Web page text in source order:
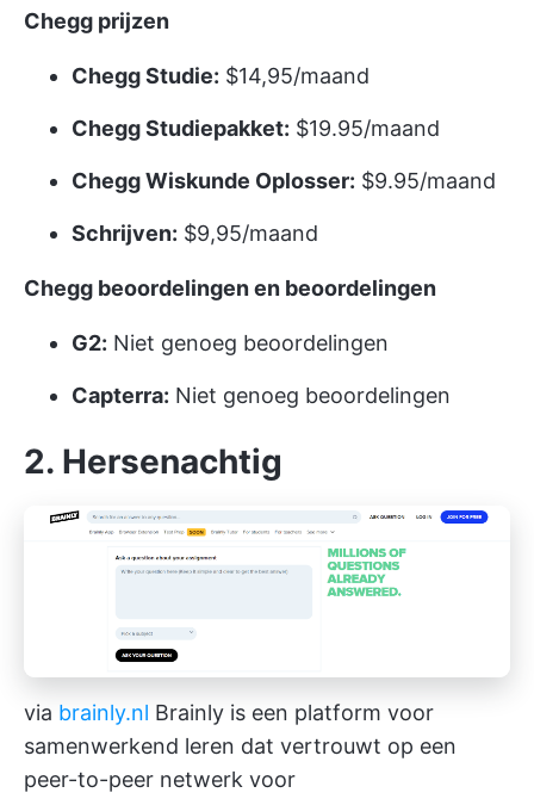
Chegg prijzen
Chegg Studie: $14,95/maand
Chegg Studiepakket: $19.95/maand
Chegg Wiskunde Oplosser: $9.95/maand
Schrijven: $9,95/maand
Chegg beoordelingen en beoordelingen
G2: Niet genoeg beoordelingen
Capterra: Niet genoeg beoordelingen
2. Hersenachtig
via brainly.nl Brainly is een platform voor
samenwerkend leren dat vertrouwt op een
peer-to-peer netwerk voor